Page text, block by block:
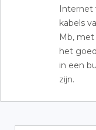
Internet
kabels
Mb, met
het
in een
zijn.